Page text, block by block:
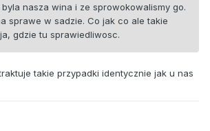
nasza wina i ze sprowokowalismy go.
sprawe w sadzie. Co jak co ale takie
gdzie tu sprawiedliwosc.
takie przypadki identycznie jak u nas